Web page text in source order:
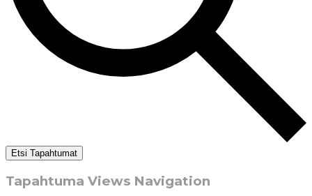
Etsi Tapahtumat
Tapahtuma Views Navigation